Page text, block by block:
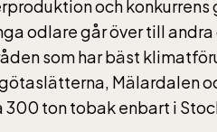
och konkurrens
odlare går över till
som har bäst
Mälardalen
300 ton tobak enbart i
har öppet under
helger i april och